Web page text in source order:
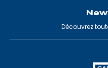
Découvrez